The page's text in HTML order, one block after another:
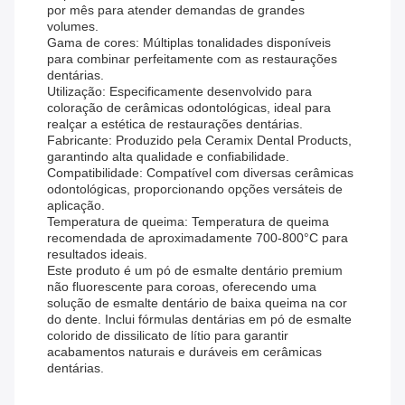
por mês para atender demandas de grandes
volumes.
Gama de cores: Múltiplas tonalidades disponíveis
para combinar perfeitamente com as restaurações
dentárias.
Utilização: Especificamente desenvolvido para
coloração de cerâmicas odontológicas, ideal para
realçar a estética de restaurações dentárias.
Fabricante: Produzido pela Ceramix Dental Products,
garantindo alta qualidade e confiabilidade.
Compatibilidade: Compatível com diversas cerâmicas
odontológicas, proporcionando opções versáteis de
aplicação.
Temperatura de queima: Temperatura de queima
recomendada de aproximadamente 700-800°C para
resultados ideais.
Este produto é um pó de esmalte dentário premium
não fluorescente para coroas, oferecendo uma
solução de esmalte dentário de baixa queima na cor
do dente. Inclui fórmulas dentárias em pó de esmalte
colorido de dissilicato de lítio para garantir
acabamentos naturais e duráveis ​​em cerâmicas
dentárias.